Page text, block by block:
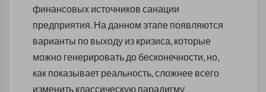
финансовых источников санации
предприятия. На данном этапе появляются
варианты по выходу из кризиса, которые
можно генерировать до бесконечности, но,
как показывает реальность, сложнее всего
изменить классическую парадигму